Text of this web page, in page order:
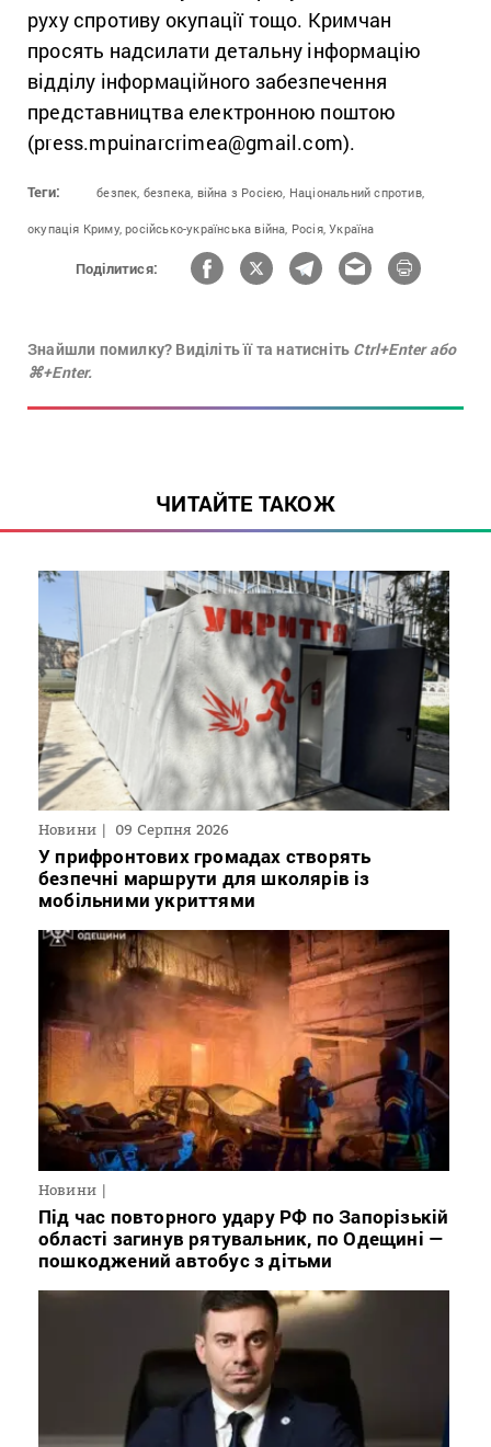
руху спротиву окупації тощо. Кримчан
просять надсилати детальну інформацію
відділу інформаційного забезпечення
представництва електронною поштою
(press.mpuinarcrimea@gmail.com).
Теги: безпек, безпека, війна з Росією, Національний спротив,
окупація Криму, російсько-українська війна, Росія, Україна
Поділитися:
Знайшли помилку? Виділіть її та натисніть Ctrl+Enter або
⌘+Enter.
ЧИТАЙТЕ ТАКОЖ
Новини 09 Серпня 2026
У прифронтових громадах створять
безпечні маршрути для школярів із
мобільними укриттями
Новини
Під час повторного удару РФ по Запорізькій
області загинув рятувальник, по Одещині —
пошкоджений автобус з дітьми